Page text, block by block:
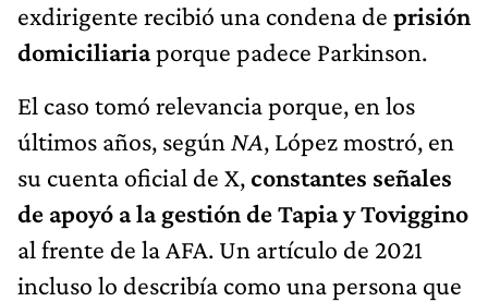
exdirigente recibió una condena de prisión
domiciliariaporque padece Parkinson.
El caso tomó relevancia porque, en los
últimos años, según NA, López mostró, en
su cuenta oficial de X,constantes señales
de apoyó a la gestión de Tapia y Toviggino
al frente de la AFA. Un artículo de 2021
incluso lo describía como una persona que